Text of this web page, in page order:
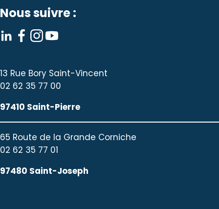
Nous suivre :
13 Rue Bory Saint-Vincent
02 62 35 77 00
97410 Saint-Pierre
65 Route de la Grande Corniche
02 62 35 77 01
97480 Saint-Joseph